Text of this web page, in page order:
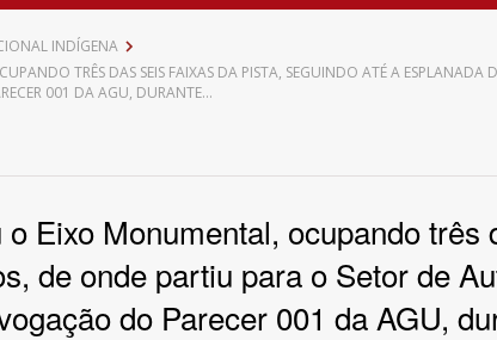
Subtema
INDÍGENA
TRÊS DAS SEIS FAIXAS DA PISTA, SEGUINDO ATÉ A ESPLANADA
001 DA AGU, DURANTE…
Eixo Monumental, ocupando
de onde partiu para o Setor de
do Parecer 001 da AGU,